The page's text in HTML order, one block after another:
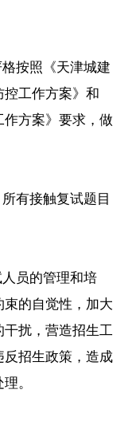
按照《天津城建
工作方案》和
作方案》要求，做
有接触复试题目
员的管理和培
的自觉性，加大
扰，营造招生工
招生政策，造成
。